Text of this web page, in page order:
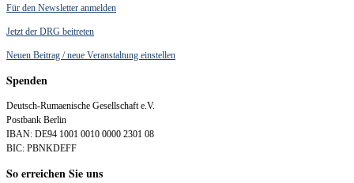
Für den Newsletter anmelden
Jetzt der DRG beitreten
Neuen Beitrag / neue Veranstaltung einstellen
Spenden
Deutsch-Rumaenische Gesellschaft e.V.
Postbank Berlin
IBAN: DE94 1001 0010 0000 2301 08
BIC: PBNKDEFF
So erreichen Sie uns